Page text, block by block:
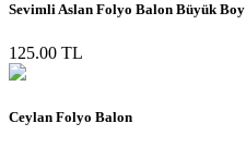
Sevimli Aslan Folyo Balon Büyük Boy
125.00 TL
Ceylan Folyo Balon